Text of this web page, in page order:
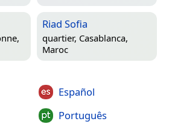
Riad Sofia
quartier, Casablanca,
Maroc
Español
Português